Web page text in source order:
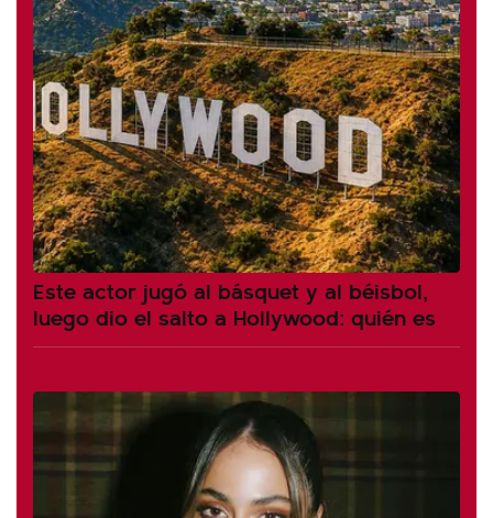
Este actor jugó al básquet y al béisbol,
luego dio el salto a Hollywood: quién es